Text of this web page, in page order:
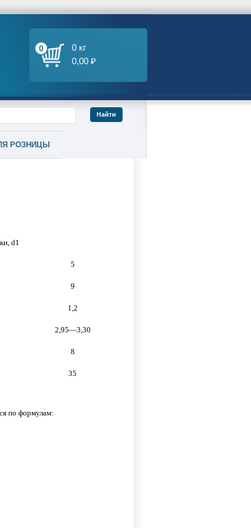
0
0 кг
0,00 ₽
РОЗНИЦЫ
d1
5
9
1,2
2,95—3,30
8
35
по формулам: